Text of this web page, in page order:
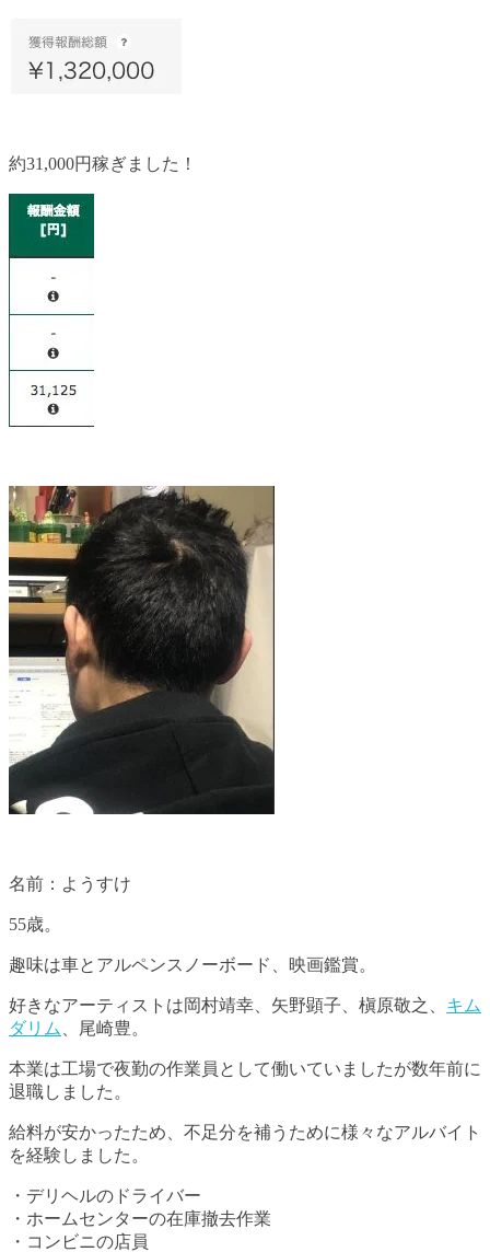
約31,000円稼ぎました！
名前：ようすけ
55歳。
趣味は車とアルペンスノーボード、映画鑑賞。
好きなアーティストは岡村靖幸、矢野顕子、槇原敬之、 キム
ダリム
、尾崎豊。
本業は工場で夜勤の作業員として働いていましたが数年前に
退職しました。
給料が安かったため、不足分を補うために様々なアルバイト
を経験しました。
・デリヘルのドライバー
・ホームセンターの在庫撤去作業
・コンビニの店員